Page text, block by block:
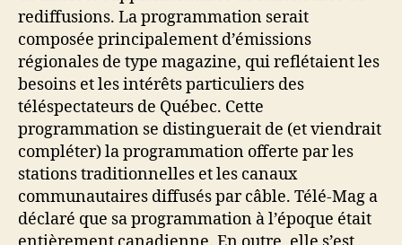
rediffusions. La programmation serait
composée principalement d’émissions
régionales de type magazine, qui reflétaient les
besoins et les intérêts particuliers des
téléspectateurs de Québec. Cette
programmation se distinguerait de (et viendrait
compléter) la programmation offerte par les
stations traditionnelles et les canaux
communautaires diffusés par câble. Télé-Mag a
déclaré que sa programmation à l’époque était